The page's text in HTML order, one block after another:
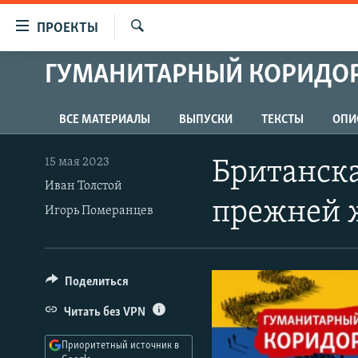
упрощенного
Вернуться
к
основному
содержанию
Вернутся
ПРОЕКТЫ
ПРОГРАММЫ
АВТОРСКИЕ ПРОЕКТЫ
ЦИТАТЫ СВОБОДЫ
МНЕНИЯ
КУЛЬТУРА
IDEL.РЕАЛИИ
КАВКАЗ.РЕАЛИИ
СЕВЕР.РЕАЛИИ
СИБИРЬ.РЕАЛИИ
ГУМАНИТАРНЫЙ
ВСЕ МАТЕРИАЛЫ ВЫПУСКИ ТЕКСТЫ
прежней
15 мая 2023
Иван Толстой
Игорь Померанцев
Поделиться
Читать без VPN
Приоритетный источник в